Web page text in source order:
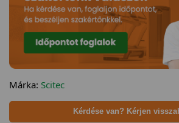
Márka: Scitec
Kérdése van? Kérjen